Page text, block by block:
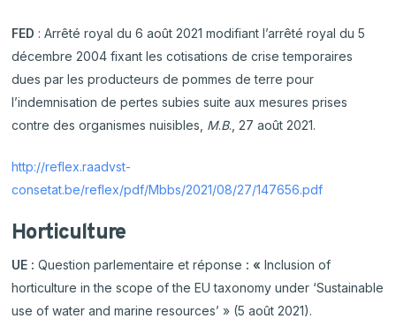
FED : Arrêté royal du 6 août 2021 modifiant l’arrêté royal du 5
décembre 2004 fixant les cotisations de crise temporaires
dues par les producteurs de pommes de terre pour
l’indemnisation de pertes subies suite aux mesures prises
contre des organismes nuisibles, M.B., 27 août 2021.
http://reflex.raadvst-
consetat.be/reflex/pdf/Mbbs/2021/08/27/147656.pdf
Horticulture
UE :Question parlementaire et réponse : «Inclusion of
horticulture in the scope of the EU taxonomy under ‘Sustainable
use of water and marine resources’ » (5 août 2021).